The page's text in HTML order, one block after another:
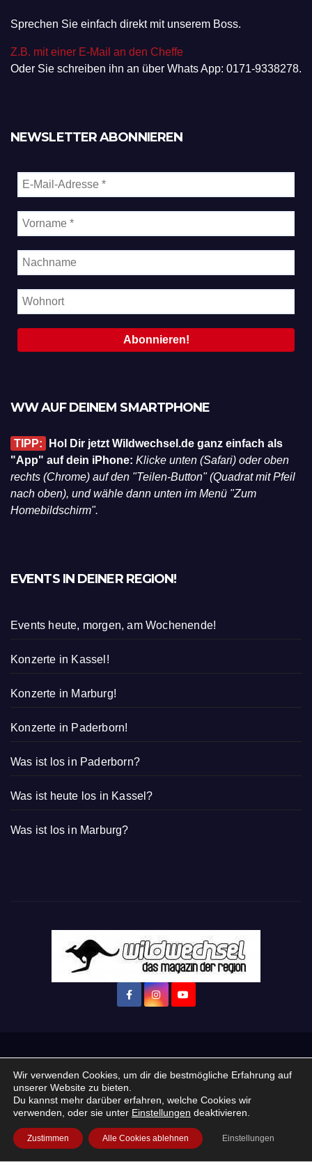
Sprechen Sie einfach direkt mit unserem Boss.
Z.B. mit einer E-Mail an den Cheffe
Oder Sie schreiben ihn an über Whats App: 0171-9338278.
NEWSLETTER ABONNIEREN
WW AUF DEINEM SMARTPHONE
TIPP:
Hol Dir jetzt Wildwechsel.de ganz einfach als
"App" auf dein iPhone: Klicke unten (Safari) oder oben
rechts (Chrome) auf den "Teilen-Button" (Quadrat mit Pfeil
nach oben), und wähle dann unten im Menü "Zum
Homebildschirm".
EVENTS IN DEINER REGION!
Events heute, morgen, am Wochenende!
Konzerte in Kassel!
Konzerte in Marburg!
Konzerte in Paderborn!
Was ist los in Paderborn?
Was ist heute los in Kassel?
Was ist los in Marburg?
+ Neue Veranstaltung eintragen:
Wir verwenden Cookies, um dir die bestmögliche Erfahrung auf
unserer Website zu bieten.
Du kannst mehr darüber erfahren, welche Cookies wir
verwenden, oder sie unter Einstellungen deaktivieren.
Zustimmen Alle Cookies ablehnen Einstellungen